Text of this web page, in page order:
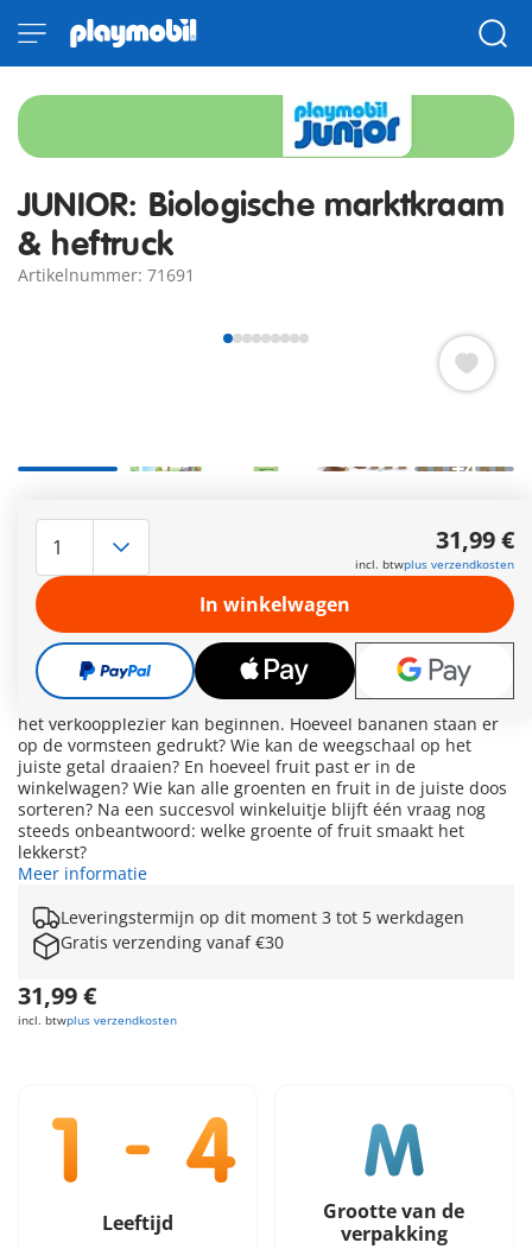
JUNIOR: Biologische marktkraam
& heftruck
Artikelnummer: 71691
+4
en het zoetste fruit? Met deze kleurrijke set kan jouw kind zijn
eerste winkelervaring opdoen. Wie bezorgt de boodschappen
en hoe worden ze gewogen? Met de biologische marktkraam
kan jouw kind spelenderwijs het winkelproces naspelen en
tegelijkertijd wordt zijn gevoel voor vorm, kleur en
hoeveelheid getraind. Houdt jouw kind van winkelen? Dan is
dit setje geschikt voor jou. Voor kleine marktbezoekers is er
veel te ontdekken bij de biologische marktkraam. De heftruck
levert groenten en fruit. De dozen worden snel uitgeladen en
het verkoopplezier kan beginnen. Hoeveel bananen staan ​​er
op de vormsteen gedrukt? Wie kan de weegschaal op het
juiste getal draaien? En hoeveel fruit past er in de
winkelwagen? Wie kan alle groenten en fruit in de juiste doos
sorteren? Na een succesvol winkeluitje blijft één vraag nog
steeds onbeantwoord: welke groente of fruit smaakt het
lekkerst?
Meer informatie
Leveringstermijn op dit moment 3 tot 5 werkdagen
Gratis verzending vanaf €30
31,99 €
incl. btwplus verzendkosten
31,99 €
incl. btwplus verzendkosten
In winkelwagen
Leeftijd
Grootte van de
verpakking